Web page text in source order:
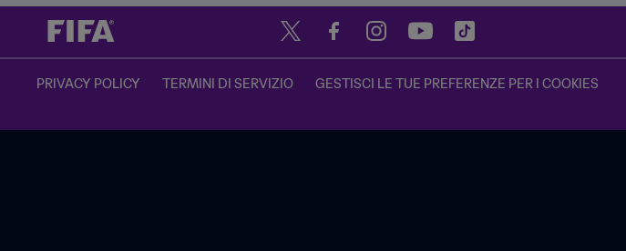
PRIVACY POLICY TERMINI DI SERVIZIO GESTISCI LE TUE PREFERENZE PER I COOKIES